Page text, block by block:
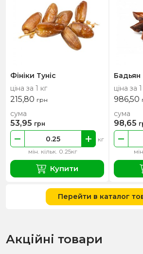
Фініки Туніс
ціна за 1 кг
215,80 грн
мін. кільк. 0.25кг
кг
сума
53,95 грн
Купити
Бадьян
ціна за
986,50
сума
98,65
Перейти в каталог
Акційні товари